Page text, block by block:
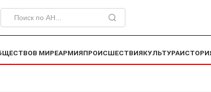
В МИРЕАРМИЯПРОИСШЕСТВИЯКУЛЬТУРА